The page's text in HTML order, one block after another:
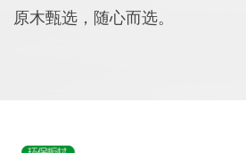
原木甄选，随心而选。